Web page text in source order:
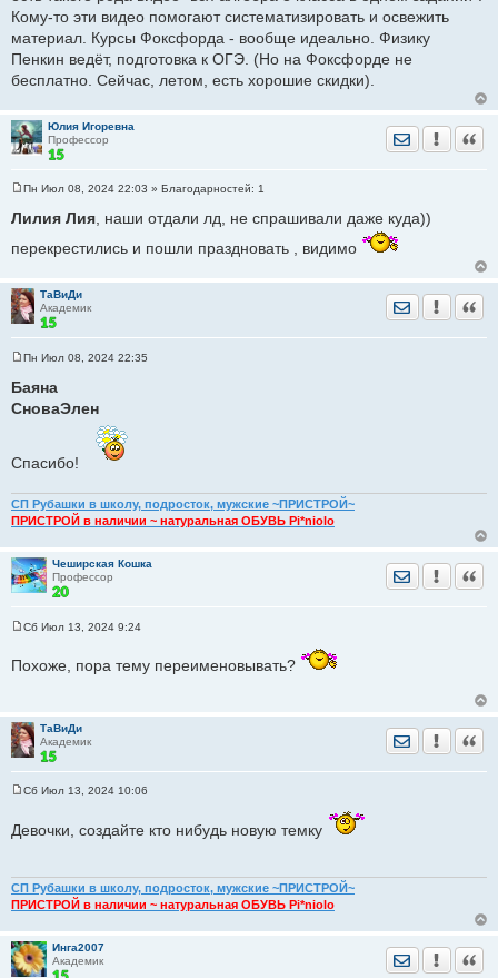
Кому-то эти видео помогают систематизировать и освежить
материал. Курсы Фоксфорда - вообще идеально. Физику
Пенкин ведёт, подготовка к ОГЭ. (Но на Фоксфорде не
бесплатно. Сейчас, летом, есть хорошие скидки).
Юлия Игоревна
Профессор
Отправить
о
щ
и
е
Пн Июл 08, 2024 22:03 » Благодарностей: 1
Лилия Лия, наши отдали лд, не спрашивали даже куда))
перекрестились и пошли праздновать , видимо
ТаВиДи
Академик
Отправить
о
б
и
Пн Июл 08, 2024 22:35
Баяна
СноваЭлен
Спасибо!
СП Рубашки в школу, подросток, мужские ~ПРИСТРОЙ~
ПРИСТРОЙ в наличии ~ натуральная ОБУВЬ Pi*niolo
Чеширская Кошка
Профессор
Отправить
о
н
и
е
Сб Июл 13, 2024 9:24
Похоже, пора тему переименовывать?
ТаВиДи
Академик
Отправить
о
н
и
е
Сб Июл 13, 2024 10:06
Девочки, создайте кто нибудь новую темку
СП Рубашки в школу, подросток, мужские ~ПРИСТРОЙ~
ПРИСТРОЙ в наличии ~ натуральная ОБУВЬ Pi*niolo
Инга2007
Академик
Отправить